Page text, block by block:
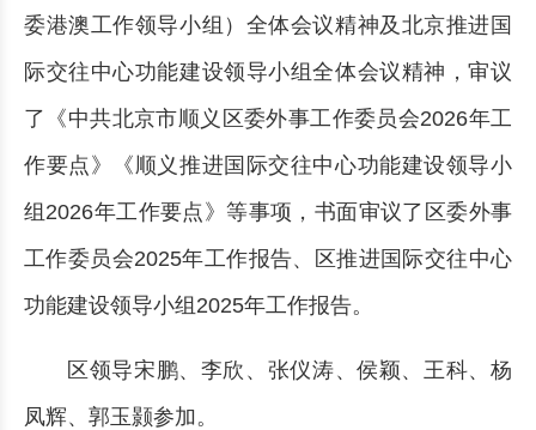
委港澳工作领导小组）全体会议精神及北京推进国
际交往中心功能建设领导小组全体会议精神，审议
了《中共北京市顺义区委外事工作委员会2026年工
作要点》《顺义推进国际交往中心功能建设领导小
组2026年工作要点》等事项，书面审议了区委外事
工作委员会2025年工作报告、区推进国际交往中心
功能建设领导小组2025年工作报告。
区领导宋鹏、李欣、张仪涛、侯颖、王科、杨
凤辉、郭玉颢参加。